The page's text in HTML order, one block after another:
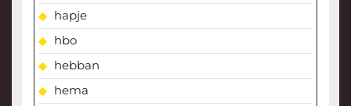
hapje
hbo
hebban
hema